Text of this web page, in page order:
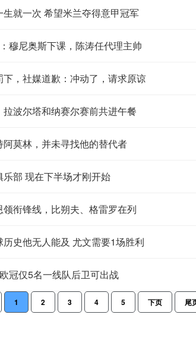
就一次 希望米兰夺得意甲冠军
穆尼奥斯下课，陈涛任代理主帅
，社媒道歉：冲动了，请求原谅
波尔塔和纳赛尔赛前共进午餐
莫林，并未寻找他的替代者
部 现在下半场才刚开始
衔锋线，比朔夫、格雷罗在列
史他无人能及 尤文需要1场胜利
冠仅5名一线队后卫可出战
1 2 3 4 5 下页 尾